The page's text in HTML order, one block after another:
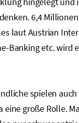
6,4
laut Austrian
Bankingetc.wird
spielen
eine große Rolle.